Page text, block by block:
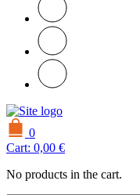
0
Cart: 0,00 €
No products in the cart.